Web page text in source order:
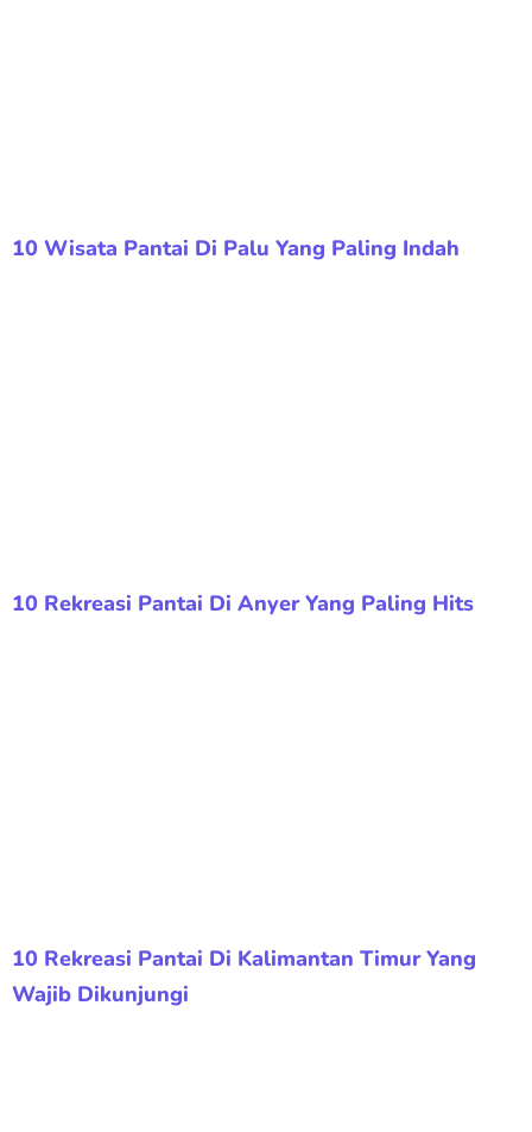
10 Wisata Pantai Di Palu Yang Paling Indah
10 Rekreasi Pantai Di Anyer Yang Paling Hits
10 Rekreasi Pantai Di Kalimantan Timur Yang
Wajib Dikunjungi